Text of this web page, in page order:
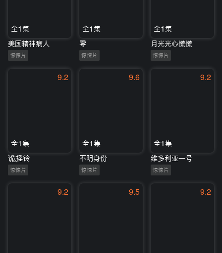
全1集
美国精神病人
惊悚片
全1集
零
惊悚片
全1集
月光光心慌慌
惊悚片
9.2
全1集
诡摇铃
惊悚片
9.6
全1集
不明身份
惊悚片
9.2
全1集
维多利亚一号
惊悚片
9.2 9.5 9.2